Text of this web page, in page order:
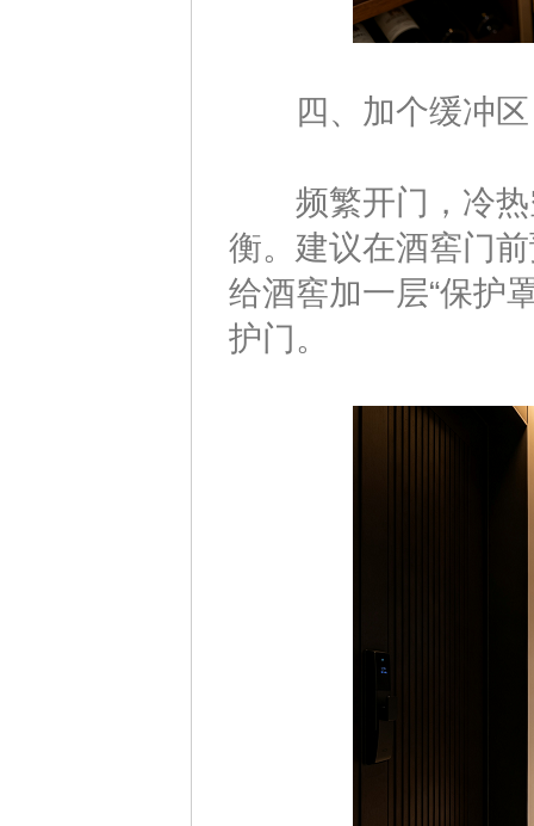
四、加个缓冲区
频繁开门，冷热
衡。建议在酒窖门
给酒窖加一层“保护
护门。